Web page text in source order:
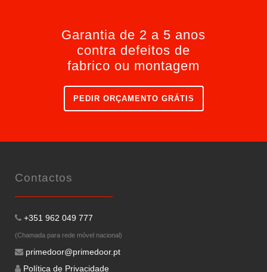
Garantia de 2 a 5 anos
contra defeitos de
fabrico ou montagem
PEDIR ORÇAMENTO GRÁTIS
Contactos
+351 962 049 777
(Chamada para rede móvel nacional)
primedoor@primedoor.pt
Política de Privacidade